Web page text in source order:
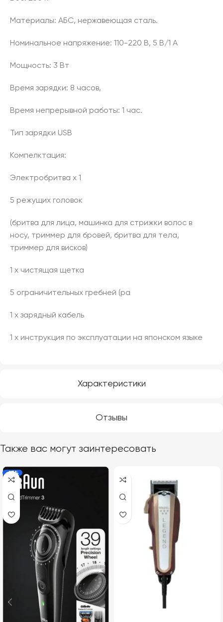
Характеристики
Отзывы
Материалы: АБС, нержавеющая сталь.
Номинальное напряжение: 110-220 В, 5 В/1 А
Мощность: 3 Вт
Время зарядки: 8 часов,
Время непрерывной работы: 1 час.
Тип зарядки USB
Компелктация:
Электробритва х 1
5 режущих головок
(бритва для лица, машинка для стрижки волос в
носу, триммер для бровей, бритва для тела,
триммер для висков)
1 х чистящая щетка
5 ограничительных гребней (ра
1 х зарядный кабель
1 х инструкция по эксплуатации на японском языке
Также вас могут заинтересовать
-17%